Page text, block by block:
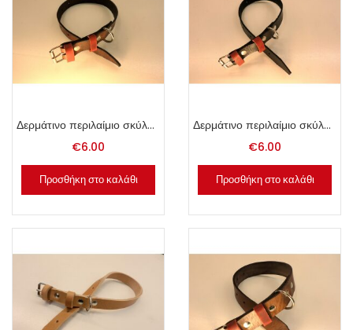
Δερμάτινο περιλαίμιο σκύλου 2x50cm καφέ.
€6.00
Προσθήκη στο καλάθι
Δερμάτινο περιλαίμιο σκύλου 2x50cm μαύρο.
€6.00
Προσθήκη στο καλάθι